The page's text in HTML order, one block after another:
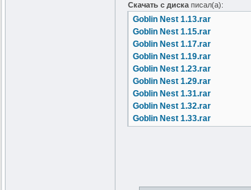
Скачать с дискаписал(а):
Goblin Nest 1.13.rar
Goblin Nest 1.15.rar
Goblin Nest 1.17.rar
Goblin Nest 1.19.rar
Goblin Nest 1.23.rar
Goblin Nest 1.29.rar
Goblin Nest 1.31.rar
Goblin Nest 1.32.rar
Goblin Nest 1.33.rar